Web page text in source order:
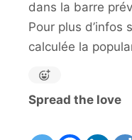
dans la barre
Pour plus d’infos
calculée la
Spread the love